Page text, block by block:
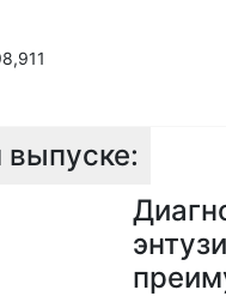
выпуске: